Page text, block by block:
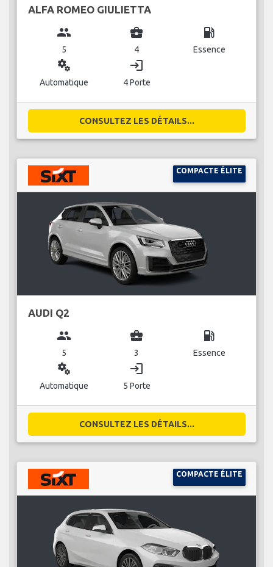
ALFA ROMEO GIULIETTA
group
5
business_center
4
local_gas_station
Essence
miscellaneous_services
Automatique
login
4 Porte
CONSULTEZ LES DÉTAILS...
COMPACTE ÉLITE
AUDI Q2
group
5
business_center
3
local_gas_station
Essence
miscellaneous_services
Automatique
login
5 Porte
CONSULTEZ LES DÉTAILS...
COMPACTE ÉLITE